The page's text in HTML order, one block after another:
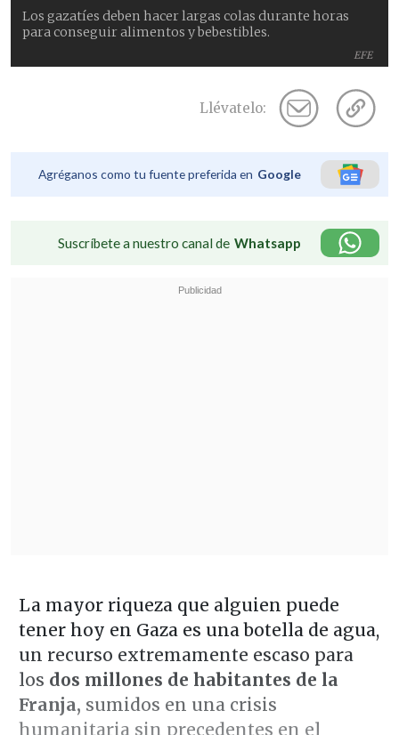
EFE
Los gazatíes deben hacer largas colas durante horas
para conseguir alimentos y bebestibles.
Llévatelo:
Agréganos como tu fuente preferida en Google
Suscríbete a nuestro canal de Whatsapp
La mayor riqueza que alguien puede
tener hoy en Gaza es una botella de agua,
un recurso extremamente escaso para
los dos millones de habitantes de la
Franja, sumidos en una crisis
humanitaria sin precedentes en el